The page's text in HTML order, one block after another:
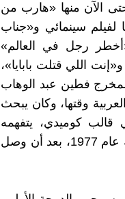
الآن منها «هارب من
لفيلم سينمائي و«جناب
رجل في العالم»
اللي قتلت بابايا»،
فطين عبد الوهاب
العربية وقتها، وكان يبحث
قالب كوميدي، يتفهمه
المواطن البسيط كذلك فيلم «كان وكان وكان» الذي قدمه عام 1977، بعد أن وصل